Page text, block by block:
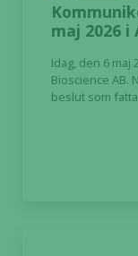
maj 2026 i
Idag, den 6 maj
Bioscience AB.
beslut som